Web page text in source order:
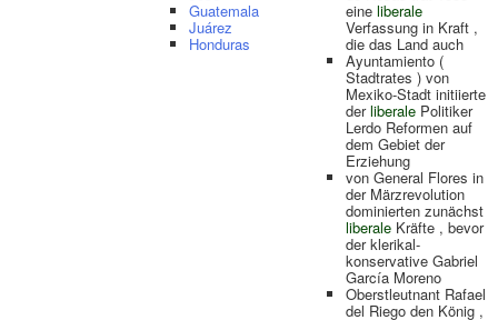
Guatemala
Juárez
Honduras
eine liberale
Verfassung in Kraft ,
die das Land auch
Ayuntamiento (
Stadtrates ) von
Mexiko-Stadt initiierte
derliberale Politiker
Lerdo Reformen auf
dem Gebiet der
Erziehung
von General Flores in
der Märzrevolution
dominierten zunächst
liberale Kräfte , bevor
der klerikal-
konservative Gabriel
García Moreno
Oberstleutnant Rafael
del Riego den König ,